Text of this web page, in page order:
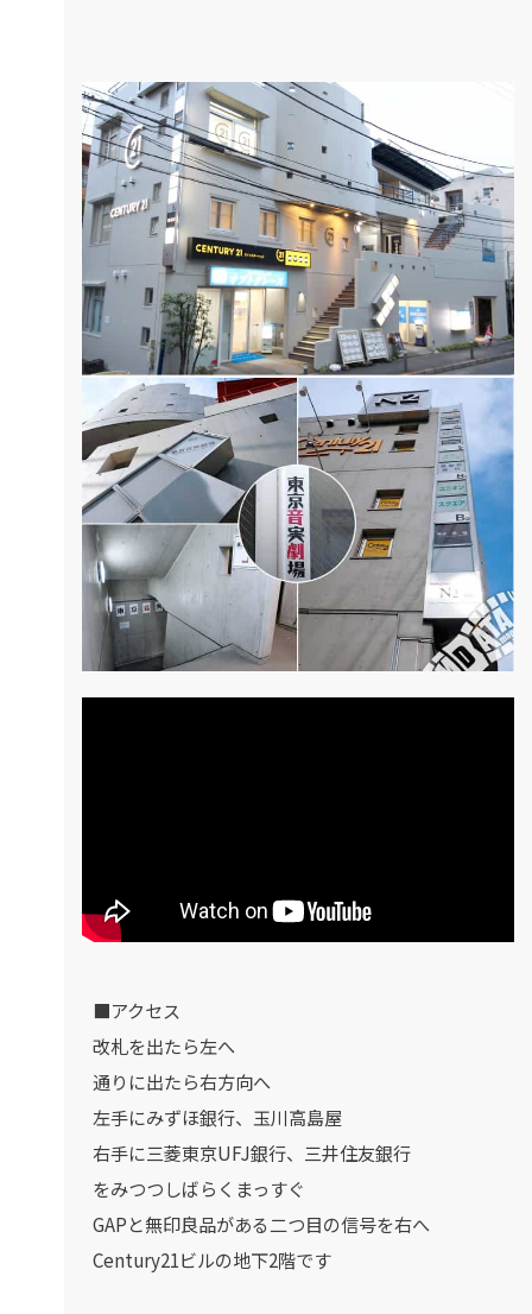
■アクセス
改札を出たら左へ
通りに出たら右方向へ
左手にみずほ銀行、玉川高島屋
右手に三菱東京UFJ銀行、三井住友銀行
をみつつしばらくまっすぐ
GAPと無印良品がある二つ目の信号を右へ
Century21ビルの地下2階です